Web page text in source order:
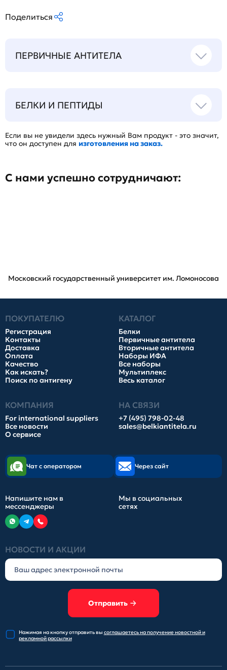
Поделиться
ПЕРВИЧНЫЕ АНТИТЕЛА
БЕЛКИ И ПЕПТИДЫ
Если вы не увидели здесь нужный Вам продукт - это значит,
что он доступен для изготовления на заказ.
С нами успешно сотрудничают:
Московский государственный университет им. Ломоносова
ПОКУПАТЕЛЮ
Регистрация
Контакты
Доставка
Оплата
Качество
Как искать?
Поиск по антигену
КАТАЛОГ
Белки
Первичные антитела
Вторичные антитела
Наборы ИФА
Все наборы
Мультиплекс
Весь каталог
КОМПАНИЯ
For international suppliers
Все новости
О сервисе
НА СВЯЗИ
+7 (495) 798-02-48
sales@belkiantitela.ru
НОВОСТИ И АКЦИИ
Отправить
Нажимая на кнопку отправитьвы соглашаетесь на получениеновостной и
рекламной рассылки
Чат с оператором Через сайт
Напишите нам в
мессенджеры
Мы в социальных
сетях